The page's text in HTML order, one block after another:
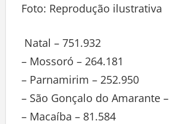
Foto: Reprodução ilustrativa
Natal – 751.932
– Mossoró – 264.181
– Parnamirim – 252.950
– São Gonçalo do Amarante –
– Macaíba – 81.584